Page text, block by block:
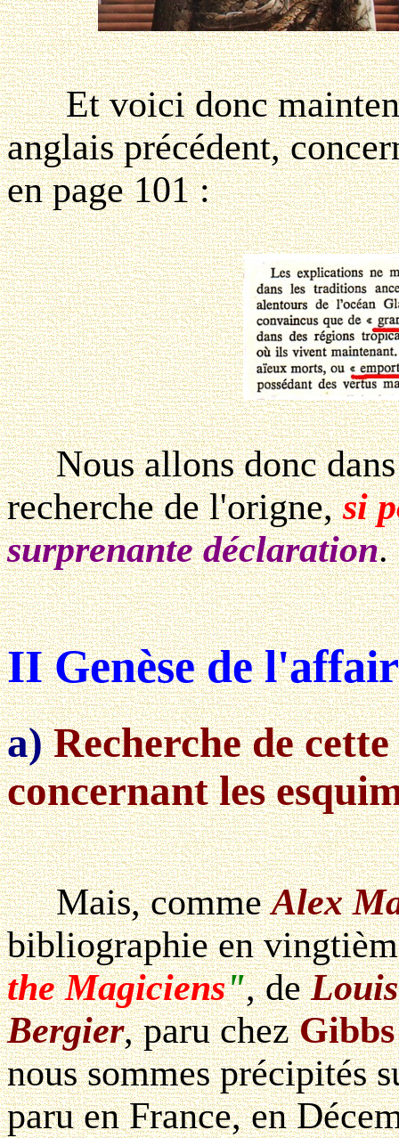
Et voici donc
anglais précédent,
en page 101 :
Nous allons donc dans
recherche de l'origne,si
surprenante déclaration.
II Genèse de
a)Recherche de
concernant les
Mais, commeAlex
bibliographie en
the Magiciens", de
Bergier, paru chez
nous sommes précipités
paru en France, en